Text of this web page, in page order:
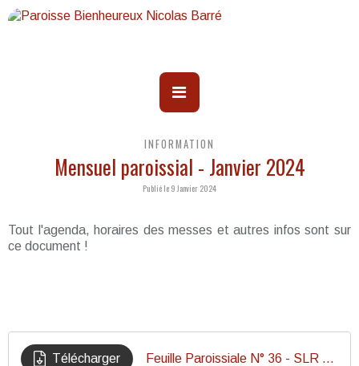
INFORMATION
Mensuel paroissial - Janvier 2024
Publié le 9 Janvier 2024
Tout l'agenda, horaires des messes et autres infos sont sur
ce document !
Télécharger Feuille Paroissiale N° 36 - SLR Janv 24